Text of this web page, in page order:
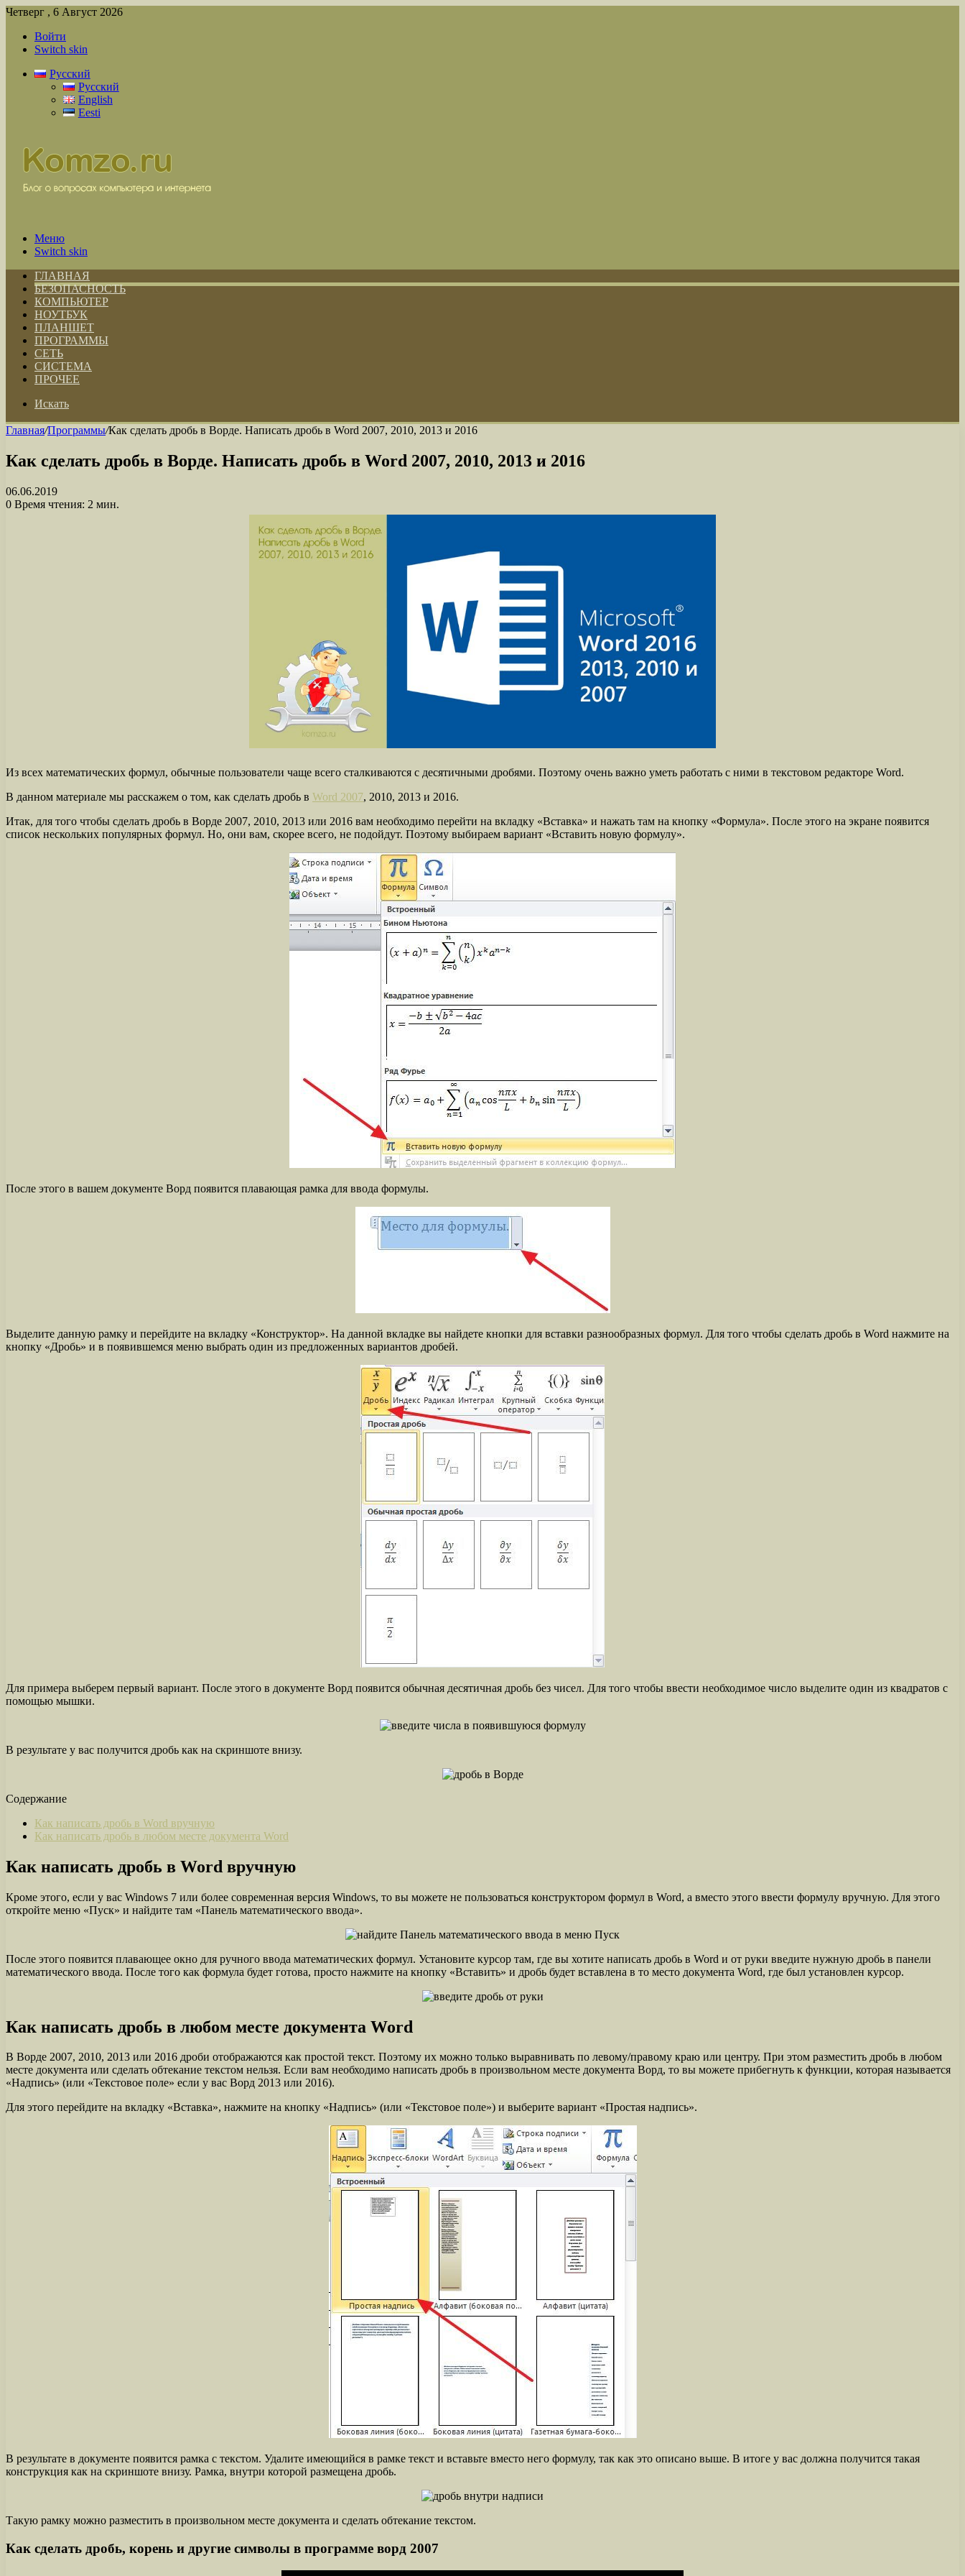
Четверг , 6 Август 2026
Войти
Switch skin
Русский
Русский
English
Eesti
Меню
Switch skin
ГЛАВНАЯ
БЕЗОПАСНОСТЬ
КОМПЬЮТЕР
НОУТБУК
ПЛАНШЕТ
ПРОГРАММЫ
СЕТЬ
СИСТЕМА
ПРОЧЕЕ
Искать
Главная/Программы/Как сделать дробь в Ворде. Написать дробь в Word 2007, 2010, 2013 и 2016
Как сделать дробь в Ворде. Написать дробь в Word 2007, 2010, 2013 и 2016
06.06.2019
0 Время чтения: 2 мин.
Из всех математических формул, обычные пользователи чаще всего сталкиваются с десятичными дробями. Поэтому очень важно уметь работать с ними в текстовом редакторе Word.
В данном материале мы расскажем о том, как сделать дробь в Word 2007, 2010, 2013 и 2016.
Итак, для того чтобы сделать дробь в Ворде 2007, 2010, 2013 или 2016 вам необходимо перейти на вкладку «Вставка» и нажать там на кнопку «Формула». После этого на экране появится
список нескольких популярных формул. Но, они вам, скорее всего, не подойдут. Поэтому выбираем вариант «Вставить новую формулу».
После этого в вашем документе Ворд появится плавающая рамка для ввода формулы.
Выделите данную рамку и перейдите на вкладку «Конструктор». На данной вкладке вы найдете кнопки для вставки разнообразных формул. Для того чтобы сделать дробь в Word нажмите на
кнопку «Дробь» и в появившемся меню выбрать один из предложенных вариантов дробей.
Для примера выберем первый вариант. После этого в документе Ворд появится обычная десятичная дробь без чисел. Для того чтобы ввести необходимое число выделите один из квадратов с
помощью мышки.
В результате у вас получится дробь как на скриншоте внизу.
Содержание
Как написать дробь в Word вручную
Как написать дробь в любом месте документа Word
Как написать дробь в Word вручную
Кроме этого, если у вас Windows 7 или более современная версия Windows, то вы можете не пользоваться конструктором формул в Word, а вместо этого ввести формулу вручную. Для этого
откройте меню «Пуск» и найдите там «Панель математического ввода».
После этого появится плавающее окно для ручного ввода математических формул. Установите курсор там, где вы хотите написать дробь в Word и от руки введите нужную дробь в панели
математического ввода. После того как формула будет готова, просто нажмите на кнопку «Вставить» и дробь будет вставлена в то место документа Word, где был установлен курсор.
Как написать дробь в любом месте документа Word
В Ворде 2007, 2010, 2013 или 2016 дроби отображаются как простой текст. Поэтому их можно только выравнивать по левому/правому краю или центру. При этом разместить дробь в любом
месте документа или сделать обтекание текстом нельзя. Если вам необходимо написать дробь в произвольном месте документа Ворд, то вы можете прибегнуть к функции, которая называется
«Надпись» (или «Текстовое поле» если у вас Ворд 2013 или 2016).
Для этого перейдите на вкладку «Вставка», нажмите на кнопку «Надпись» (или «Текстовое поле») и выберите вариант «Простая надпись».
В результате в документе появится рамка с текстом. Удалите имеющийся в рамке текст и вставьте вместо него формулу, так как это описано выше. В итоге у вас должна получится такая
конструкция как на скриншоте внизу. Рамка, внутри которой размещена дробь.
Такую рамку можно разместить в произвольном месте документа и сделать обтекание текстом.
Как сделать дробь, корень и другие символы в программе ворд 2007